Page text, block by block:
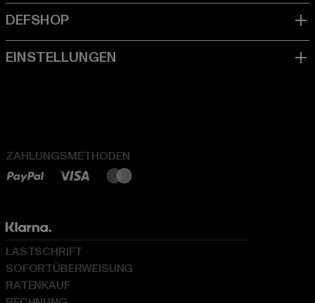
ZAHLUNGSMETHODEN
LASTSCHRIFT
SOFORTÜBERWEISUNG
RATENKAUF